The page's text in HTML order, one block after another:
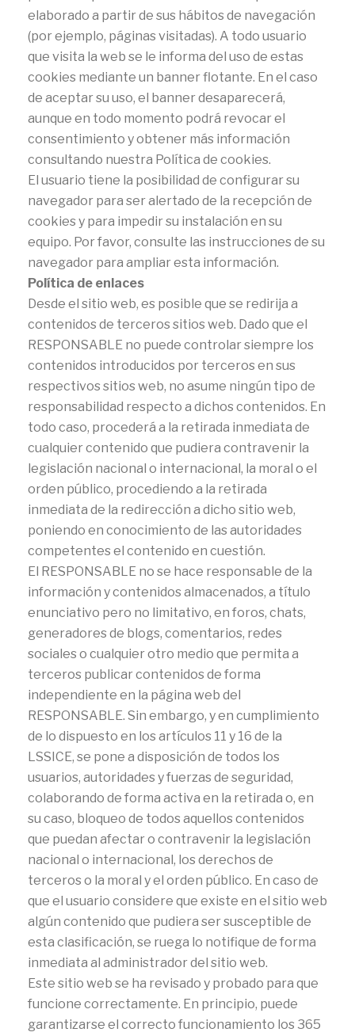
elaborado a partir de sus hábitos de navegación
(por ejemplo, páginas visitadas). A todo usuario
que visita la web se le informa del uso de estas
cookies mediante un banner flotante. En el caso
de aceptar su uso, el banner desaparecerá,
aunque en todo momento podrá revocar el
consentimiento y obtener más información
consultando nuestra Política de cookies.
El usuario tiene la posibilidad de configurar su
navegador para ser alertado de la recepción de
cookies y para impedir su instalación en su
equipo. Por favor, consulte las instrucciones de su
navegador para ampliar esta información.
Política de enlaces
Desde el sitio web, es posible que se redirija a
contenidos de terceros sitios web. Dado que el
RESPONSABLE no puede controlar siempre los
contenidos introducidos por terceros en sus
respectivos sitios web, no asume ningún tipo de
responsabilidad respecto a dichos contenidos. En
todo caso, procederá a la retirada inmediata de
cualquier contenido que pudiera contravenir la
legislación nacional o internacional, la moral o el
orden público, procediendo a la retirada
inmediata de la redirección a dicho sitio web,
poniendo en conocimiento de las autoridades
competentes el contenido en cuestión.
El RESPONSABLE no se hace responsable de la
información y contenidos almacenados, a título
enunciativo pero no limitativo, en foros, chats,
generadores de blogs, comentarios, redes
sociales o cualquier otro medio que permita a
terceros publicar contenidos de forma
independiente en la página web del
RESPONSABLE. Sin embargo, y en cumplimiento
de lo dispuesto en los artículos 11 y 16 de la
LSSICE, se pone a disposición de todos los
usuarios, autoridades y fuerzas de seguridad,
colaborando de forma activa en la retirada o, en
su caso, bloqueo de todos aquellos contenidos
que puedan afectar o contravenir la legislación
nacional o internacional, los derechos de
terceros o la moral y el orden público. En caso de
que el usuario considere que existe en el sitio web
algún contenido que pudiera ser susceptible de
esta clasificación, se ruega lo notifique de forma
inmediata al administrador del sitio web.
Este sitio web se ha revisado y probado para que
funcione correctamente. En principio, puede
garantizarse el correcto funcionamiento los 365